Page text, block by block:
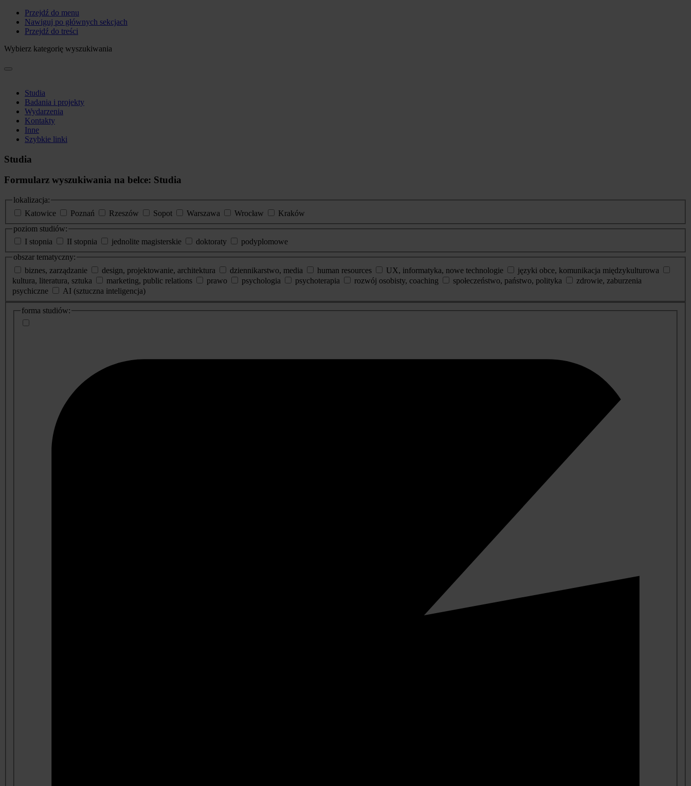
Przejdź do menu
Nawiguj po głównych sekcjach
Przejdź do treści
Wybierz kategorię wyszukiwania
Studia
Badania i projekty
Wydarzenia
Kontakty
Inne
Szybkie linki
Studia
Formularz wyszukiwania na belce: Studia
lokalizacja:
Katowice
Poznań Rzeszów Sopot Warszawa Wrocław
Kraków
poziom studiów:
I stopnia
II stopnia jednolite magisterskie doktoraty
podyplomowe
obszar tematyczny:
biznes, zarządzanie
design, projektowanie, architektura dziennikarstwo, media human resources UX, informatyka, nowe technologie
języki obce, komunikacja międzykulturowa
kultura, literatura, sztuka
marketing, public relations prawo psychologia psychoterapia rozwój osobisty, coaching społeczeństwo, państwo, polityka
zdrowie, zaburzenia
psychiczne
AI (sztuczna inteligencja)
dodatkowe
informacje
forma studiów: